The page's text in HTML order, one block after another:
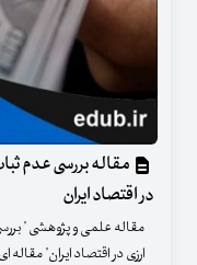
مقاله بررسی عدم
در اقتصاد ایران
مقاله علمی و پژوهشی "